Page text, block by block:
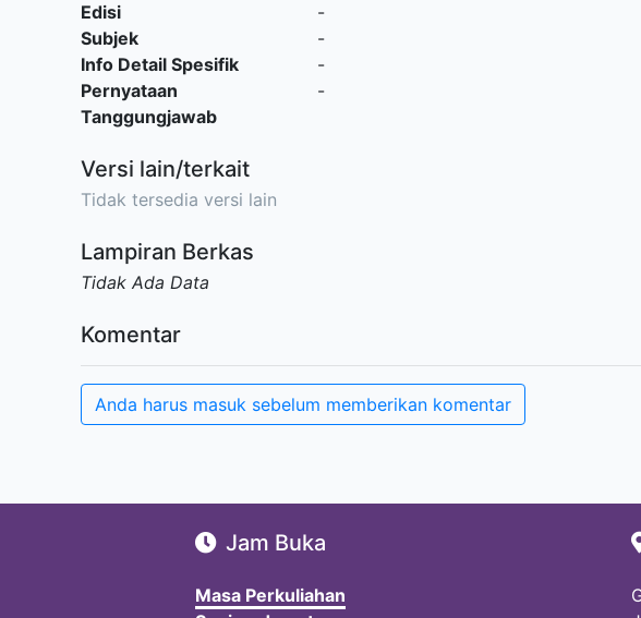
Edisi
-
Subjek
-
Info Detail Spesifik
-
Pernyataan
Tanggungjawab
-
Versi lain/terkait
Tidak tersedia versi lain
Lampiran Berkas
Tidak Ada Data
Komentar
Anda harus masuk sebelum memberikan komentar
Jam Buka
Masa Perkuliahan